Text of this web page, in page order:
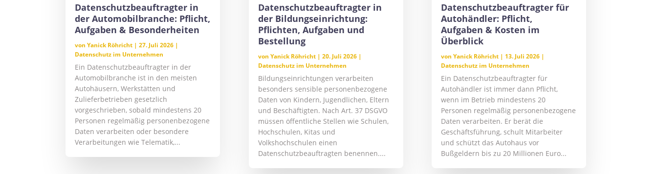
Datenschutzbeauftragter in
der Automobilbranche: Pflicht,
Aufgaben & Besonderheiten
vonYanick Röhricht |27. Juli 2026 |
Datenschutz im Unternehmen
Ein Datenschutzbeauftragter in der
Automobilbranche ist in den meisten
Autohäusern, Werkstätten und
Zulieferbetrieben gesetzlich
vorgeschrieben, sobald mindestens 20
Personen regelmäßig personenbezogene
Daten verarbeiten oder besondere
Verarbeitungen wie Telematik,...
Datenschutzbeauftragter in
der Bildungseinrichtung:
Pflichten, Aufgaben und
Bestellung
von Yanick Röhricht| 20. Juli 2026|
Datenschutz im Unternehmen
Bildungseinrichtungen verarbeiten
besonders sensible personenbezogene
Daten von Kindern, Jugendlichen, Eltern
und Beschäftigten. Nach Art. 37 DSGVO
müssen öffentliche Stellen wie Schulen,
Hochschulen, Kitas und
Volkshochschulen einen
Datenschutzbeauftragten benennen....
Datenschutzbeauftragter für
Autohändler: Pflicht,
Aufgaben & Kosten im
Überblick
vonYanick Röhricht | 13. Juli 2026 |
Datenschutz im Unternehmen
Ein Datenschutzbeauftragter für
Autohändler ist immer dann Pflicht,
wenn im Betrieb mindestens 20
Personen regelmäßig personenbezogene
Daten verarbeiten. Er berät die
Geschäftsführung, schult Mitarbeiter
und schützt das Autohaus vor
Bußgeldern bis zu 20 Millionen Euro...